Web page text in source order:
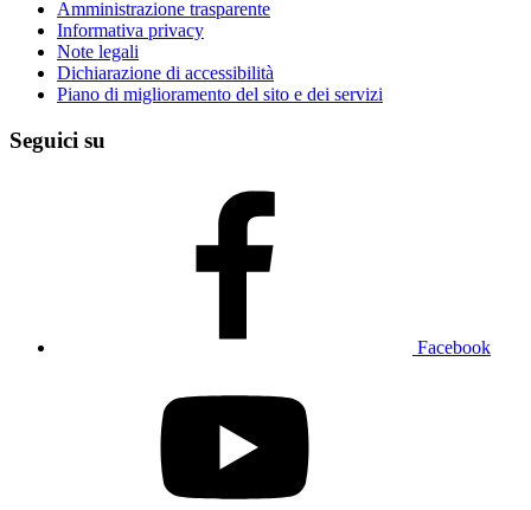
Amministrazione trasparente
Informativa privacy
Note legali
Dichiarazione di accessibilità
Piano di miglioramento del sito e dei servizi
Seguici su
Facebook